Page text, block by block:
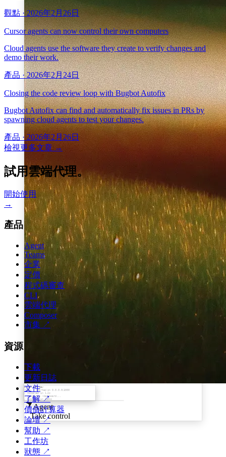
$ npm run dev
ready - started on 0.0.0.0:3000
✓ compiled in 1.2s
○ compiling /dashboard...
✓ compiled in 340ms
Agent
Take control
觀點 · 2026年2月26日
Cursor agents can now control their own computers
Cloud agents use the software they create to verify changes and
demo their work.
產品 · 2026年2月24日
Closing the code review loop with Bugbot Autofix
Bugbot Autofix can find and automatically fix issues in PRs by
spawning cloud agents to test your changes.
產品 · 2026年2月26日
檢視更多文章 →
試用雲端代理。
開始使用
→
產品
Agent
Teams
企業
定價
程式碼審查
CLI
雲端代理
Composer
市集 ↗
資源
下載
更新日誌
文件
了解↗
價值計算器
論壇↗
幫助 ↗
工作坊
狀態 ↗